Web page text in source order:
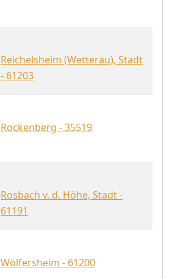
Reichelsheim (Wetterau), Stadt
- 61203
Rockenberg - 35519
Rosbach v. d. Höhe, Stadt -
61191
Wölfersheim - 61200